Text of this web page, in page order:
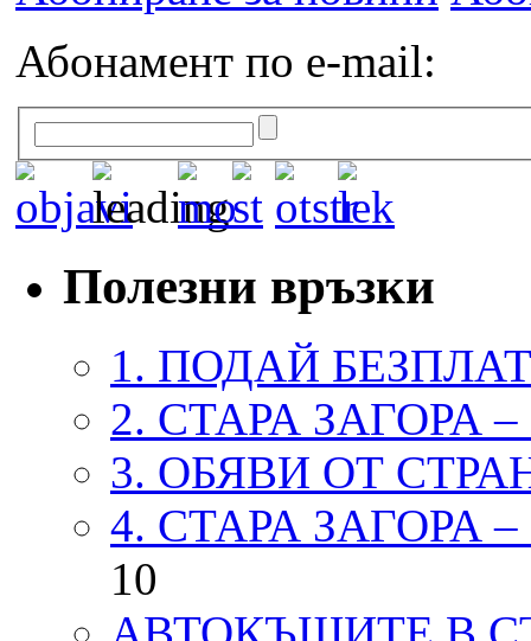
Абонамент по e-mail:
Полезни връзки
1. ПОДАЙ
2. СТАРА ЗАГОРА
3. ОБЯВИ ОТ
4. СТАРА ЗАГОРА
10